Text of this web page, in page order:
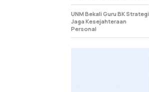
UNM Bekali Guru BK Strategi
Jaga Kesejahteraan
Personal